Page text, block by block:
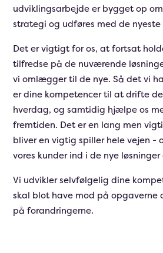
udviklingsarbejde er bygget op
strategi og udføres med de
Det er vigtigt for os, at fortsat
tilfredse på de nuværende
vi omlægger til de nye. Så det vi
er dine kompetencer til at drifte
hverdag, og samtidig hjælpe os
fremtiden. Det er en lang men
bliver en vigtig spiller hele vejen -
vores kunder ind i de nye
Vi udvikler selvfølgelig dine
skal blot have mod på opgaverne
på forandringerne.